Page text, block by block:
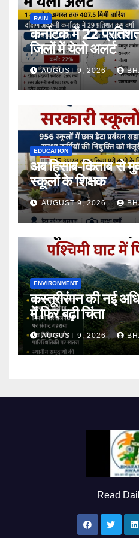
RAIN
कर्नाटक में 22
जिलों में येलो अलर्ट
AUGUST 9, 2026
EDUCATION
अब हिसाब-किताब से
स्कूलों के शिक्षक
AUGUST 9, 2026
ENVIRONMENT
कस्तूरीरंगन की नई
में फिर बढ़ी चिंता
AUGUST 9, 2026
Read